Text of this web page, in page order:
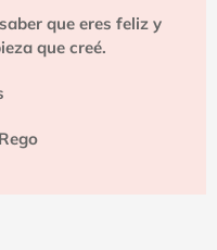
que eres feliz y
que creé.